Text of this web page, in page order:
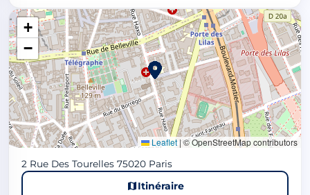
+
−
Leaflet |© OpenStreetMap contributors
2 Rue Des Tourelles 75020 Paris
Itinéraire